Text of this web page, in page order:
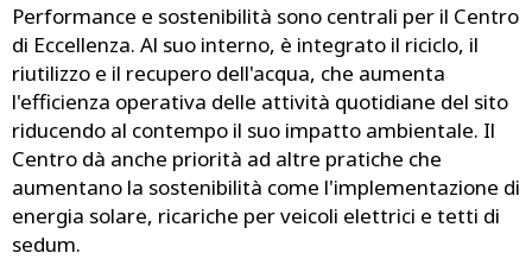
Performance e sostenibilità sono centrali per il Centro
di Eccellenza. Al suo interno, è integrato il riciclo, il
riutilizzo e il recupero dell'acqua, che aumenta
l'efficienza operativa delle attività quotidiane del sito
riducendo al contempo il suo impatto ambientale. Il
Centro dà anche priorità ad altre pratiche che
aumentano la sostenibilità come l'implementazione di
energia solare, ricariche per veicoli elettrici e tetti di
sedum.